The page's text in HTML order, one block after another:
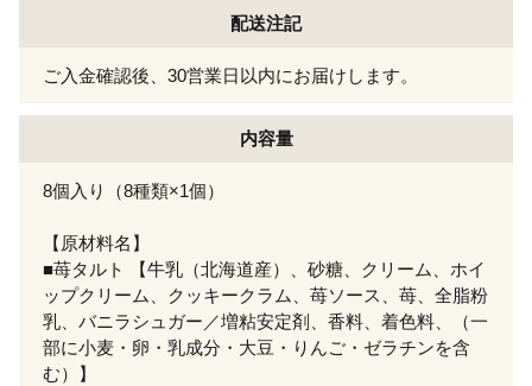
配送注記
ご入金確認後、30営業日以内にお届けします。
内容量
8個入り（8種類×1個）
【原材料名】
■苺タルト 【牛乳（北海道産）、砂糖、クリーム、ホイ
ップクリーム、クッキークラム、苺ソース、苺、全脂粉
乳、バニラシュガー／増粘安定剤、香料、着色料、（一
部に小麦・卵・乳成分・大豆・りんご・ゼラチンを含
む）】